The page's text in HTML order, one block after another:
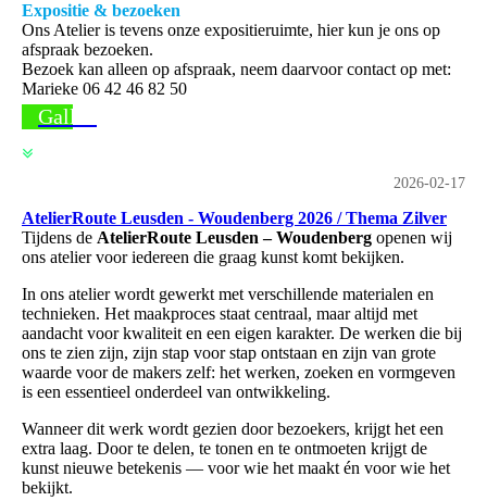
Expositie & bezoeken
Ons Atelier is tevens onze expositieruimte, hier kun je ons op
afspraak bezoeken.
Bezoek kan alleen op afspraak, neem daarvoor contact op met:
Marieke 06 42 46 82 50
Gallerij
2026-02-17
AtelierRoute Leusden - Woudenberg 2026 / Thema Zilver
Tijdens de AtelierRoute Leusden – Woudenberg openen wij
ons atelier voor iedereen die graag kunst komt bekijken.
In ons atelier wordt gewerkt met verschillende materialen en
technieken. Het maakproces staat centraal, maar altijd met
aandacht voor kwaliteit en een eigen karakter. De werken die bij
ons te zien zijn, zijn stap voor stap ontstaan en zijn van grote
waarde voor de makers zelf: het werken, zoeken en vormgeven
is een essentieel onderdeel van ontwikkeling.
Wanneer dit werk wordt gezien door bezoekers, krijgt het een
extra laag. Door te delen, te tonen en te ontmoeten krijgt de
kunst nieuwe betekenis — voor wie het maakt én voor wie het
bekijkt.